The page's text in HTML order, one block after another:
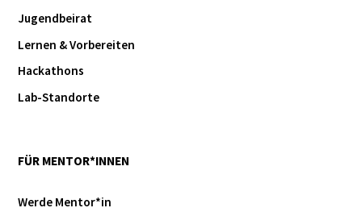
Jugendbeirat
Lernen & Vorbereiten
Hackathons
Lab-Standorte
FÜR MENTOR*INNEN
Werde Mentor*in